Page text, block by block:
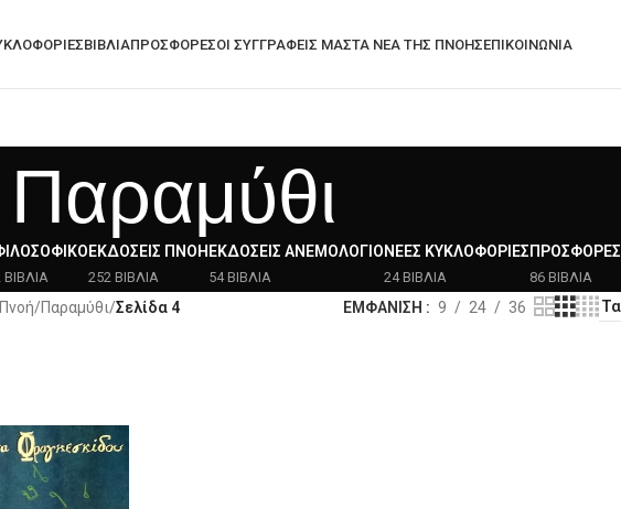
ΒΙΒΛΙΑΠΡΟΣΦΟΡΈΣΟΙ ΣΥΓΓΡΑΦΕΙΣ ΜΑΣΤΑ ΝΈΑ ΤΗΣ ΠΝΟΉΣΕΠΙΚΟΙΝΩΝΙΑ
Παραμύθι
ΒΙΒΛΙΑ
ΕΚΔΌΣΕΙΣ ΠΝΟΉ
252 ΒΙΒΛΙΑ
ΕΚΔΌΣΕΙΣ ΑΝΕΜΟΛΌΓΙΟ
54 ΒΙΒΛΙΑ
ΝΈΕΣ ΚΥΚΛΟΦΟΡΊΕΣ
24 ΒΙΒΛΙΑ
ΠΡΟΣΦΟΡΈΣ
86 ΒΙΒΛΙΑ
/Παραμύθι/Σελίδα 4 ΕΜΦΑΝΙΣΗ 9 24 36